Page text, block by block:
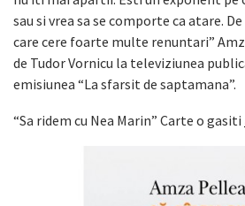
sau si vrea sa se comporte ca atare.
care cere foarte multe renuntari”
de Tudor Vornicu la televiziunea
emisiunea “La sfarsit de saptamana”.
“Sa ridem cu Nea Marin” Carte o gasiti